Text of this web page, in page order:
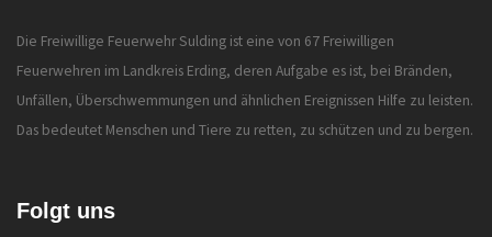
Die Freiwillige Feuerwehr Sulding ist eine von 67 Freiwilligen
Feuerwehren im Landkreis Erding, deren Aufgabe es ist, bei Bränden,
Unfällen, Überschwemmungen und ähnlichen Ereignissen Hilfe zu leisten.
Das bedeutet Menschen und Tiere zu retten, zu schützen und zu bergen.
Folgt uns